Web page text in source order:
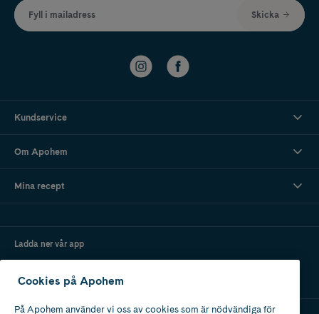
Fyll i mailadress Skicka
Kundservice
Om Apohem
Mina recept
Ladda ner vår app
Cookies på Apohem
På Apohem använder vi oss av cookies som är nödvändiga för